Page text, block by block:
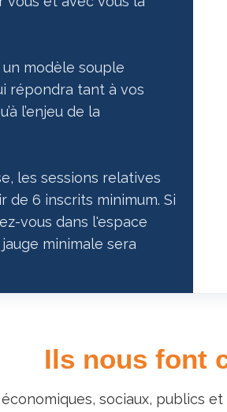
modèle souple
répondra tant à vos
l’enjeu de la
les sessions relatives
6 inscrits minimum. Si
vous dans l'espace
minimale sera
Ils nous font
sociaux, publics